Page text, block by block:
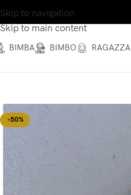
Skip to navigation
Skip to main content
BIMBA BIMBO RAGAZZA
-50%